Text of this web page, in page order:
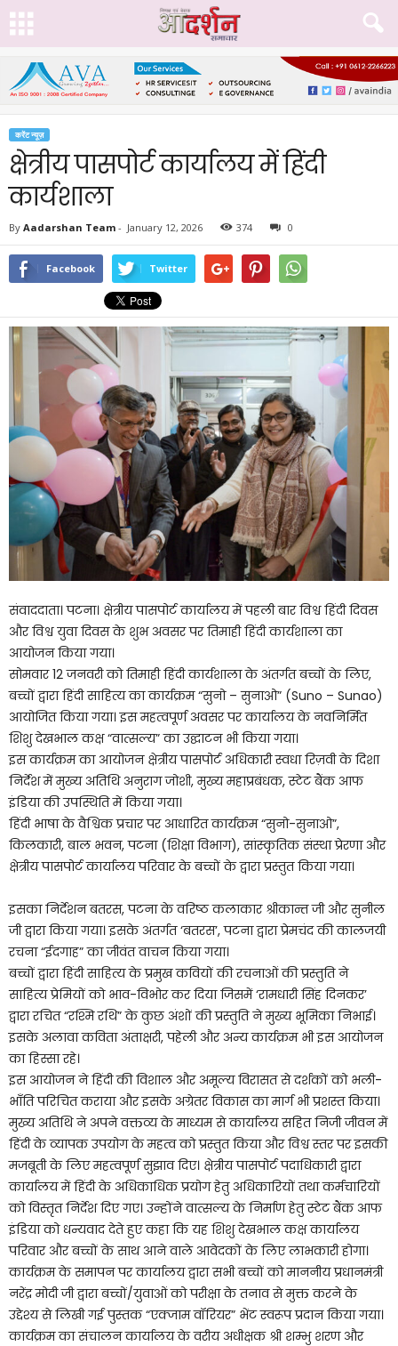
करेंट न्यूज़
क्षेत्रीय पासपोर्ट कार्यालय में हिंदी
कार्यशाला
By Aadarshan Team - January 12, 2026 374 0
Facebook Twitter
संवाददाता। पटना। क्षेत्रीय पासपोर्ट कार्यालय में पहली बार विश्व हिंदी दिवस
और विश्व युवा दिवस के शुभ अवसर पर तिमाही हिंदी कार्यशाला का
आयोजन किया गया।
सोमवार 12 जनवरी को तिमाही हिंदी कार्यशाला के अंतर्गत बच्चों के लिए,
बच्चों द्वारा हिंदी साहित्य का कार्यक्रम “सुनो – सुनाओ” (Suno – Sunao)
आयोजित किया गया। इस महत्वपूर्ण अवसर पर कार्यालय के नवनिर्मित
शिशु देखभाल कक्ष “वात्सल्य” का उद्घाटन भी किया गया।
इस कार्यक्रम का आयोजन क्षेत्रीय पासपोर्ट अधिकारी स्वधा रिज़वी के दिशा
निर्देश में मुख्य अतिथि अनुराग जोशी, मुख्य महाप्रबंधक, स्टेट बैंक आफ
इंडिया की उपस्थिति में किया गया।
हिंदी भाषा के वैश्विक प्रचार पर आधारित कार्यक्रम “सुनो-सुनाओ”,
किलकारी, बाल भवन, पटना (शिक्षा विभाग), सांस्कृतिक संस्था प्रेरणा और
क्षेत्रीय पासपोर्ट कार्यालय परिवार के बच्चों के द्वारा प्रस्तुत किया गया।
इसका निर्देशन बतरस, पटना के वरिष्ठ कलाकार श्रीकान्त जी और सुनील
जी द्वारा किया गया। इसके अंतर्गत ‘बतरस’, पटना द्वारा प्रेमचंद की कालजयी
रचना “ईदगाह” का जीवंत वाचन किया गया।
बच्चों द्वारा हिंदी साहित्य के प्रमुख कवियों की रचनाओं की प्रस्तुति ने
साहित्य प्रेमियों को भाव-विभोर कर दिया जिसमें ‘रामधारी सिंह दिनकर’
द्वारा रचित “रश्मि रथि” के कुछ अंशों की प्रस्तुति ने मुख्य भूमिका निभाई।
इसके अलावा कविता अंताक्षरी, पहेली और अन्य कार्यक्रम भी इस आयोजन
का हिस्सा रहे।
इस आयोजन ने हिंदी की विशाल और अमूल्य विरासत से दर्शकों को भली-
भाँति परिचित कराया और इसके अग्रेतर विकास का मार्ग भी प्रशस्त किया।
मुख्य अतिथि ने अपने वक्तव्य के माध्यम से कार्यालय सहित निजी जीवन में
हिंदी के व्यापक उपयोग के महत्व को प्रस्तुत किया और विश्व स्तर पर इसकी
मजबूती के लिए महत्वपूर्ण सुझाव दिए। क्षेत्रीय पासपोर्ट पदाधिकारी द्वारा
कार्यालय में हिंदी के अधिकाधिक प्रयोग हेतु अधिकारियों तथा कर्मचारियों
को विस्तृत निर्देश दिए गए। उन्होंने वात्सल्य के निर्माण हेतु स्टेट बैंक आफ
इंडिया को धन्यवाद देते हुए कहा कि यह शिशु देखभाल कक्ष कार्यालय
परिवार और बच्चों के साथ आने वाले आवेदकों के लिए लाभकारी होगा।
कार्यक्रम के समापन पर कार्यालय द्वारा सभी बच्चों को माननीय प्रधानमंत्री
नरेंद्र मोदी जी द्वारा बच्चों/युवाओं को परीक्षा के तनाव से मुक्त करने के
उद्देश्य से लिखी गई पुस्तक “एक्जाम वॉरियर” भेंट स्वरूप प्रदान किया गया।
कार्यक्रम का संचालन कार्यालय के वरीय अधीक्षक श्री शम्भु शरण और